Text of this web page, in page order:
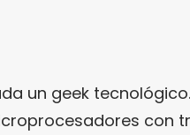
un geek
con